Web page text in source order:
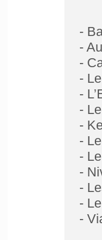
-
-
-
-
-
-
-
-
-
-
-
-
-